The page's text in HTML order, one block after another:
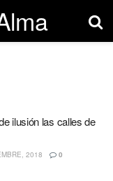
ilusión las calles de
2018 0